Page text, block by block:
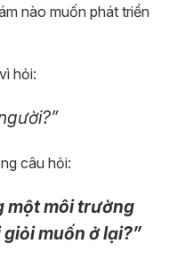
nào muốn phát triển
hỏi:
câu hỏi:
một môi trường
muốn ở lại?”